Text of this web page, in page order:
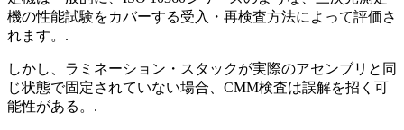
機の性能試験をカバーする受入・再検査方法によって評価さ
れます。.
しかし、ラミネーション・スタックが実際のアセンブリと同
じ状態で固定されていない場合、CMM検査は誤解を招く可
能性がある。.